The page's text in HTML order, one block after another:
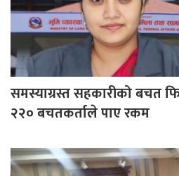
समस्याग्रस्त सहकारीको बचत
२२० बचतकर्ताले पाए रकम